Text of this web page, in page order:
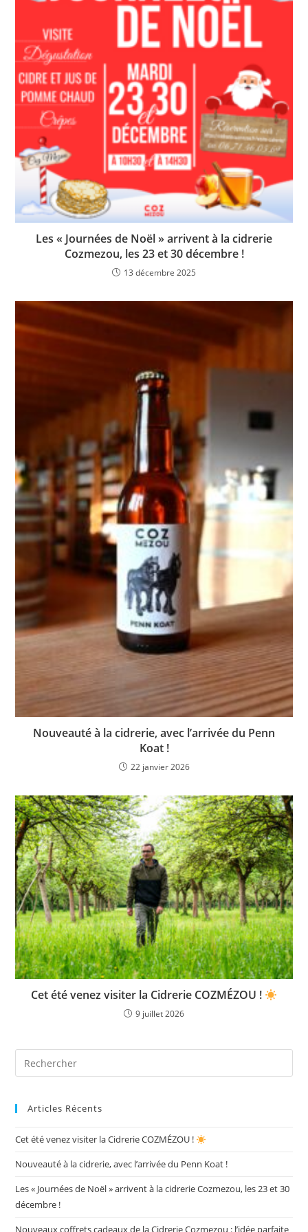
Les « Journées de Noël » arrivent à la cidrerie
Cozmezou, les 23 et 30 décembre !
13 décembre 2025
Nouveauté à la cidrerie, avec l’arrivée du Penn
Koat !
22 janvier 2026
Cet été venez visiter la Cidrerie COZMÉZOU !
9 juillet 2026
Articles Récents
Cet été venez visiter la Cidrerie COZMÉZOU !
Nouveauté à la cidrerie, avec l’arrivée du Penn Koat !
Les « Journées de Noël » arrivent à la cidrerie Cozmezou, les 23 et 30
décembre !